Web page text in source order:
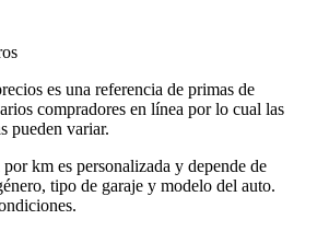
es una referencia de primas de
compradores en línea por lo cual las
pueden variar.
km es personalizada y depende de
tipo de garaje y modelo del auto.